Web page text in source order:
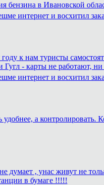
бензина в Ивановской
интернет и восхитил
к нам туристы
Гугл - карты не работают,
интернет и восхитил
удобнее, а
думает , унас живут не
в бумаге !!!!!